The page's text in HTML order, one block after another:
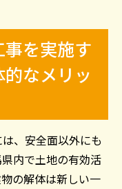
を実施す
なメリッ
、安全面以外にも
内で土地の有効活
の解体は新しい一